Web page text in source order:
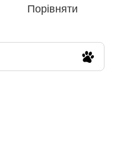
Порівняти